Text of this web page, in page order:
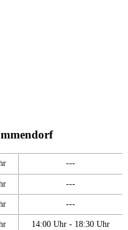
---
---
---
14:00 Uhr - 18:30 Uhr